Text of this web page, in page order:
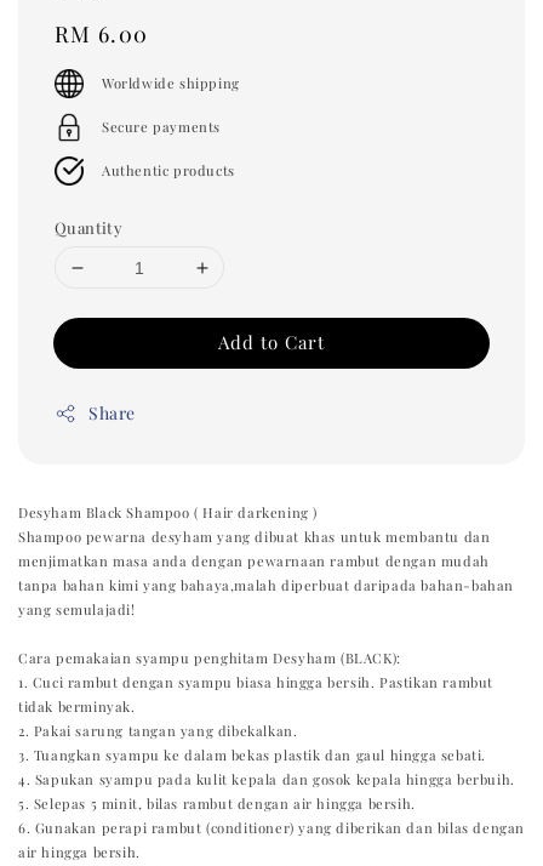
Regular
price
RM 6.00
Worldwide shipping
Secure payments
Authentic products
Quantity
Add to Cart
Share
Desyham Black Shampoo ( Hair darkening )
Shampoo pewarna desyham yang dibuat khas untuk membantu dan
menjimatkan masa anda dengan pewarnaan rambut dengan mudah
tanpa bahan kimi yang bahaya,malah diperbuat daripada bahan-bahan
yang semulajadi!
Cara pemakaian syampu penghitam Desyham (BLACK):
1. Cuci rambut dengan syampu biasa hingga bersih. Pastikan rambut
tidak berminyak.
2. Pakai sarung tangan yang dibekalkan.
3. Tuangkan syampu ke dalam bekas plastik dan gaul hingga sebati.
4. Sapukan syampu pada kulit kepala dan gosok kepala hingga berbuih.
5. Selepas 5 minit, bilas rambut dengan air hingga bersih.
6. Gunakan perapi rambut (conditioner) yang diberikan dan bilas dengan
air hingga bersih.